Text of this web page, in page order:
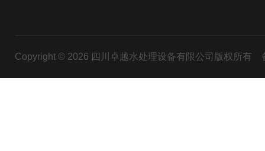
Copyright © 2026 四川卓越水处理设备有限公司版权所有